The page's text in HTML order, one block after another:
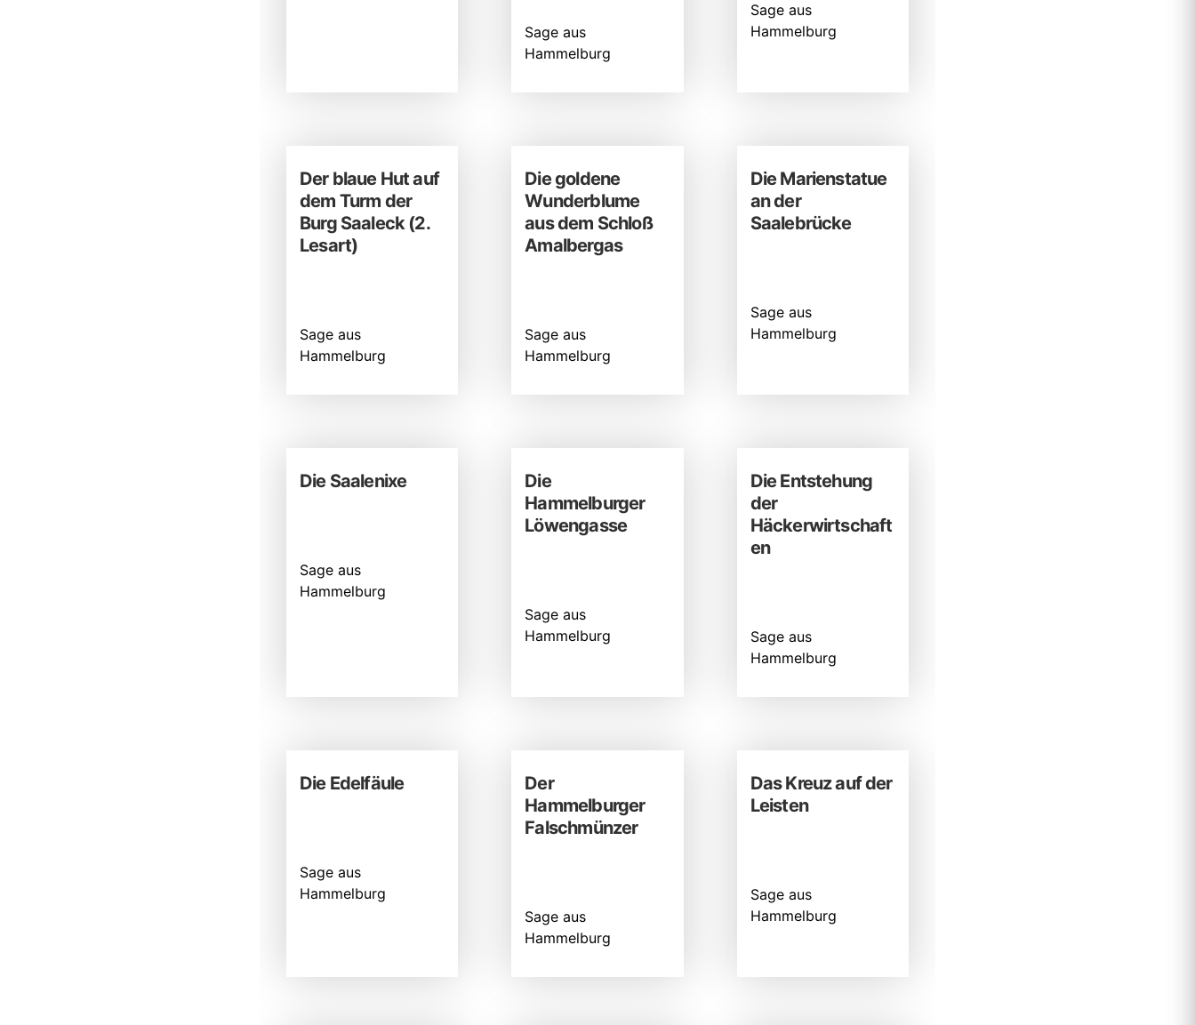
Sage aus
Hammelburg
Sage aus
Hammelburg
Der blaue Hut auf
dem Turm der
Burg Saaleck (2.
Lesart)
Sage aus
Hammelburg
Die goldene
Wunderblume
aus dem Schloß
Amalbergas
Sage aus
Hammelburg
Die Marienstatue
an der
Saalebrücke
Sage aus
Hammelburg
Die Saalenixe
Sage aus
Hammelburg
Die
Hammelburger
Löwengasse
Sage aus
Hammelburg
Die Entstehung
der
Häckerwirtschaft
en
Sage aus
Hammelburg
Die Edelfäule
Sage aus
Hammelburg
Der
Hammelburger
Falschmünzer
Sage aus
Hammelburg
Das Kreuz auf der
Leisten
Sage aus
Hammelburg